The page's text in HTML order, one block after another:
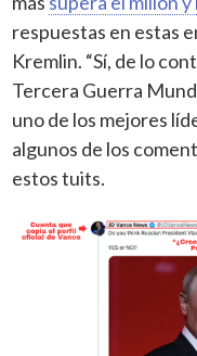
respuestas en estas
Kremlin. “Sí, de lo
Tercera Guerra
uno de los mejores
algunos de los
estos tuits.